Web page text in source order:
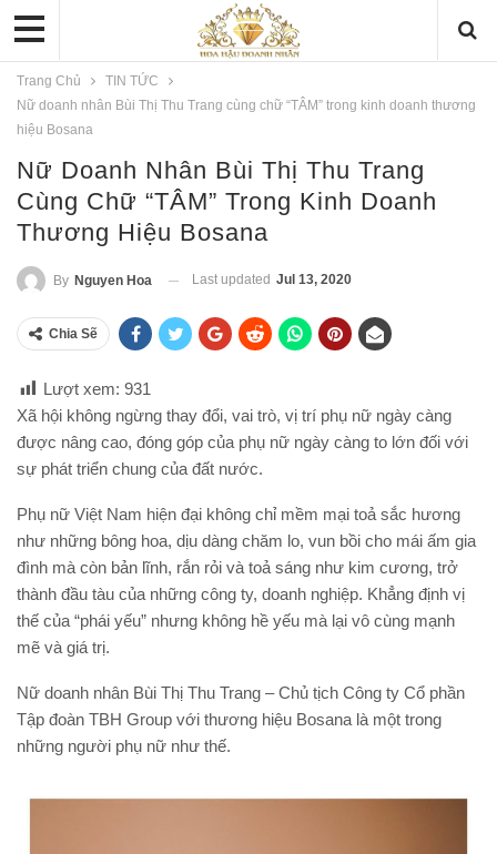
Trang Chủ
TIN TỨC
Nữ doanh nhân Bùi Thị Thu Trang cùng chữ “TÂM” trong kinh doanh thương
hiệu Bosana
Nữ Doanh Nhân Bùi Thị Thu Trang
Cùng Chữ “TÂM” Trong Kinh Doanh
Thương Hiệu Bosana
By Nguyen Hoa Last updated Jul 13, 2020
Chia Sẽ
Lượt xem: 931
Xã hội không ngừng thay đổi, vai trò, vị trí phụ nữ ngày càng
được nâng cao, đóng góp của phụ nữ ngày càng to lớn đối với
sự phát triển chung của đất nước.
Phụ nữ Việt Nam hiện đại không chỉ mềm mại toả sắc hương
như những bông hoa, dịu dàng chăm lo, vun bồi cho mái ấm gia
đình mà còn bản lĩnh, rắn rỏi và toả sáng như kim cương, trở
thành đầu tàu của những công ty, doanh nghiệp. Khẳng định vị
thế của “phái yếu” nhưng không hề yếu mà lại vô cùng mạnh
mẽ và giá trị.
Nữ doanh nhân Bùi Thị Thu Trang – Chủ tịch Công ty Cổ phần
Tập đoàn TBH Group với thương hiệu Bosana là một trong
những người phụ nữ như thế.